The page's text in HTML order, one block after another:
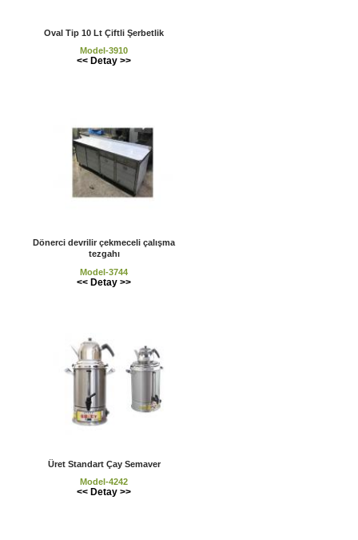
Oval Tip 10 Lt Çiftli Şerbetlik
Model-3910
<< Detay >>
Dönerci devrilir çekmeceli çalışma
tezgahı
Model-3744
<< Detay >>
Üret Standart Çay Semaver
Model-4242
<< Detay >>